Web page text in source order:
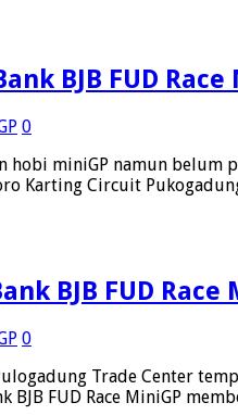
BJB FUD
0
hobi miniGP namun belum
Karting Circuit
BJB FUD Race
0
Trade Center
BJB FUD Race MiniGP